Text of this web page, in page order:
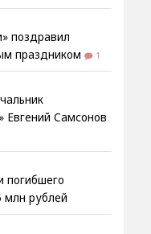
поздравил
праздником
1
Самсонов
погибшего
млн рублей